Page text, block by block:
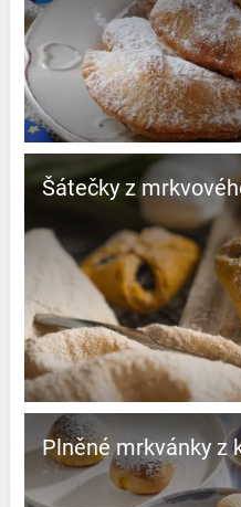
Šátečky z
Plněné mrkvánky z